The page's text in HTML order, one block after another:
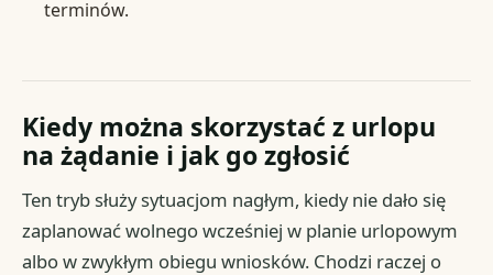
terminów.
Kiedy można skorzystać z urlopu
na żądanie i jak go zgłosić
Ten tryb służy sytuacjom nagłym, kiedy nie dało się
zaplanować wolnego wcześniej w planie urlopowym
albo w zwykłym obiegu wniosków. Chodzi raczej o